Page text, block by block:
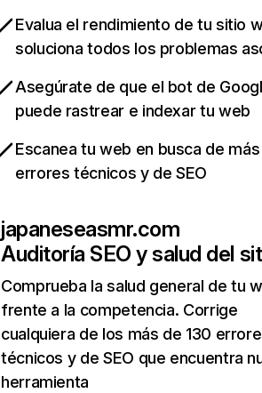
Evalua el rendimiento de tu sitio
soluciona todos los problemas
Asegúrate de que el bot de
puede rastrear e indexar tu web
Escanea tu web en busca de
errores técnicos y de SEO
japaneseasmr.com
Auditoría SEO y salud del
Comprueba la salud general de tu
frente a la competencia. Corrige
cualquiera de los más de 130
técnicos y de SEO que encuentra
herramienta